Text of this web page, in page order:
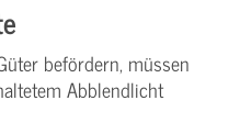
befördern, müssen
Abblendlicht